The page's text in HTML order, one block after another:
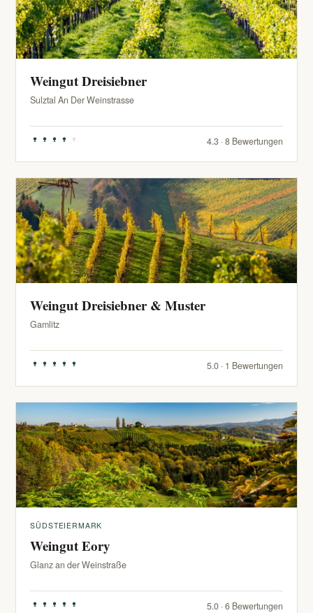
Weingut Dreisiebner
Sulztal An Der Weinstrasse
4.3 · 8 Bewertungen
Weingut Dreisiebner & Muster
Gamlitz
5.0 · 1 Bewertungen
SÜDSTEIERMARK
Weingut Eory
Glanz an der Weinstraße
5.0 · 6 Bewertungen